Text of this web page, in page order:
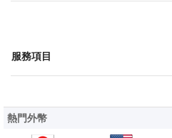
服務項目
熱門外幣